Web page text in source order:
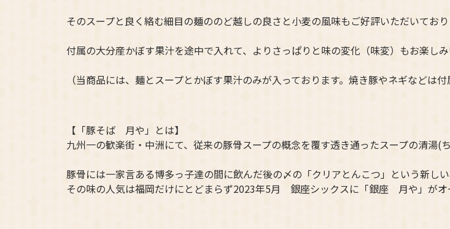
そのスープと良く絡む細目の麺ののど越しの良さと小麦の風味もご好評いただいており
付属の大分産かぼす果汁を途中で入れて、よりさっぱりと味の変化（味変）もお楽しみ
（当商品には、麺とスープとかぼす果汁のみが入っております。焼き豚やネギなどは付
【「豚そば 月や」とは】
九州一の歓楽街・中洲にて、従来の豚骨スープの概念を覆す透き通ったスープの清湯(
豚骨には一家言ある博多っ子達の間に飲んだ後の〆の「クリアとんこつ」という新しい
その味の人気は福岡だけにとどまらず2023年5月 銀座シックスに「銀座 月や」がオ